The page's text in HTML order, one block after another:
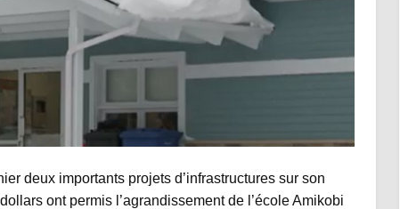
deux importants projets d’infrastructures sur son
ont permis l’agrandissement de l’école Amikobi